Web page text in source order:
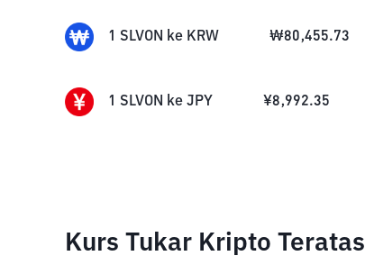
1 SLVON ke KRW ₩80,455.73
1 SLVON ke JPY ¥8,992.35
Kurs Tukar Kripto Teratas